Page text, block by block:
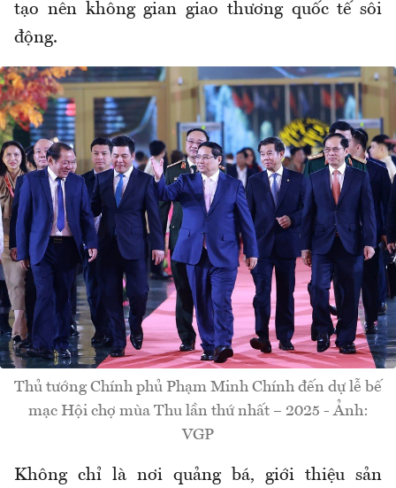
tạo nên không gian giao thương quốc tế sôi
động.
Thủ tướng Chính phủ Phạm Minh Chính đến dự lễ bế
mạc Hội chợ mùa Thu lần thứ nhất – 2025 - Ảnh:
VGP
Không chỉ là nơi quảng bá, giới thiệu sản